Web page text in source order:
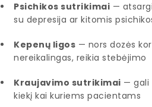
Psichikos sutrikimai —
su depresija ar kitomis
Kepenų ligos — nors dozės
nereikalingas, reikia stebėjimo
Kraujavimo sutrikimai — gali
kiekį kai kuriems pacientams